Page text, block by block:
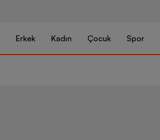
Erkek Kadın Çocuk Spor